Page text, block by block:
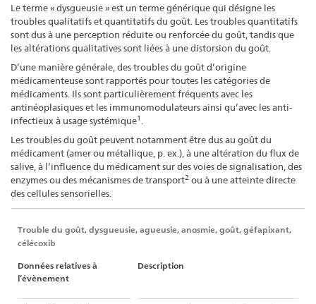
Le terme « dysgueusie » est un terme générique qui désigne les
troubles qualitatifs et quantitatifs du goût. Les troubles quantitatifs
sont dus à une perception réduite ou renforcée du goût, tandis que
les altérations qualitatives sont liées à une distorsion du goût.
D’une manière générale, des troubles du goût d’origine
médicamenteuse sont rapportés pour toutes les catégories de
médicaments. Ils sont particulièrement fréquents avec les
antinéoplasiques et les immunomodulateurs ainsi qu’avec les anti-
infectieux à usage systémique1
Les troubles du goût peuvent notamment être dus au goût du
médicament (amer ou métallique, p. ex.), à une altération du flux de
salive, à l’influence du médicament sur des voies de signalisation, des
enzymes ou des mécanismes de transport2 ou à une atteinte directe
des cellules sensorielles.
Trouble du goût, dysgueusie, agueusie, anosmie, goût, géfapixant,
célécoxib
Données relatives à
l’évènement
Description